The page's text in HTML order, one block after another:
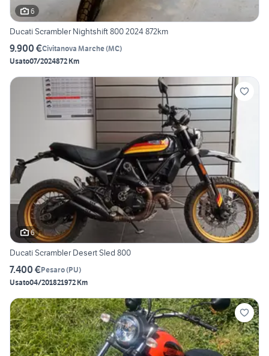
6
Ducati Scrambler Nightshift 800 2024 872km
9.900 €Civitanova Marche(MC)
Usato07/2024872 Km
6
Ducati Scrambler Desert Sled 800
7.400 €Pesaro(PU)
Usato04/201821972 Km